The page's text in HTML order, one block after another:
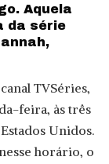
Aquela
da série
TVSéries,
feira, às três
Unidos.
horário, o